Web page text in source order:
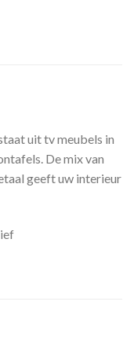
uit tv meubels in
De mix van
geeft uw interieur